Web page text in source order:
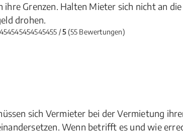
ihre Grenzen. Halten Mieter sich nicht an
drohen.
/5(55 Bewertungen)
sich Vermieter bei der Vermietung
Wenn betrifft es und wie